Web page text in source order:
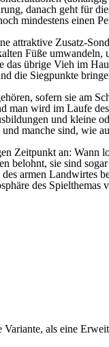
danach geht für
mindestens einen
Zusatz-
Füße umwandeln,
das übrige Vieh im
die Siegpunkte
sofern sie am
man wird im Laufe
und kleine
manche sind, wie
Zeitpunkt an: Wann
belohnt, sie sind
armen Landwirtes
des Spielthemas
Variante, als eine